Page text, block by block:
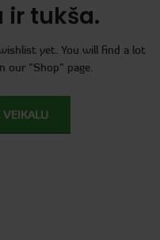
ir tukša.
yet. You will find a lot
our "Shop" page.
VEIKALU